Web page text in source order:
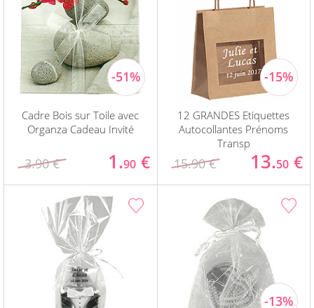
Cadre Bois sur Toile avec
Organza Cadeau Invité
3.90 € 1.90 €
12 GRANDES Etiquettes
Autocollantes Prénoms
Transp
15.90 € 13.50 €